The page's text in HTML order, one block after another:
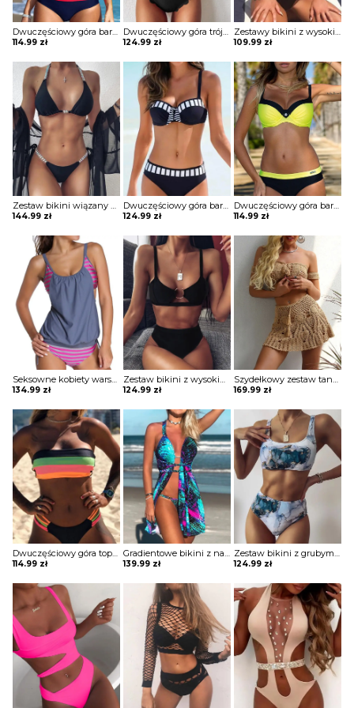
Dwuczęściowy góra bardotka fiszbiny głęboki brazyliana dół wycięty plaża bikini strój kąpielowy Vallie
114.99 zł
Dwuczęściowy góra trójkąty ramiączka na szyi dekolt V dół wycięty plaża bikini strój kąpielowy Ahlam
124.99 zł
Zestawy bikini z wysokim stanem i wycięciami siateczki Naima
109.99 zł
Zestaw bikini wiązany na szyi ze strasem Gussi
144.99 zł
Dwuczęściowy góra bardotka ramiączka paski wiązanie dół zabudowany plaża bikini strój kąpielowy Shamina
124.99 zł
Dwuczęściowy góra bardotka fiszbiny głęboki brazyliana dół wycięty plaża bikini strój kąpielowy Vallie
114.99 zł
Seksowne kobiety warstwowe w paski trójkątne tankini Yasemin
134.99 zł
Zestaw bikini z wysokim stanem ring design Dasantila
124.99 zł
Szydełkowy zestaw tankini z pomponem wycięciem na szydełku Maliqe
169.99 zł
Dwuczęściowy góra top tuba wzór paski prążki dół zabudowany paski plaża bikini strój kąpielowy Woline
114.99 zł
Gradientowe bikini z nadrukiem w skali kolorów i zatuszowaniem Katharyn
139.99 zł
Zestaw bikini z grubymi ramiączkami nadrukiem tie dye Lieselene
124.99 zł